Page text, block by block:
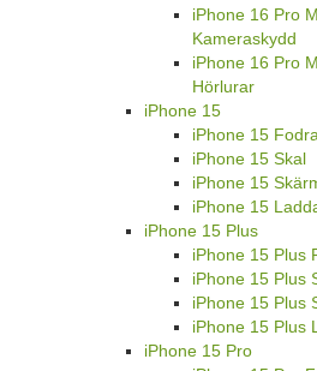
iPhone 16 Pro
Kameraskydd
iPhone 16 Pro
Hörlurar
iPhone 15
iPhone 15
iPhone 15 Skal
iPhone 15
iPhone 15
iPhone 15 Plus
iPhone 15 Plus
iPhone 15 Plus
iPhone 15 Plus
iPhone 15 Plus
iPhone 15 Pro